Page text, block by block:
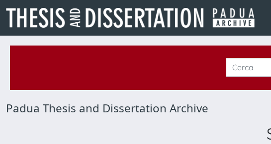
Padua Thesis and Dissertation Archive